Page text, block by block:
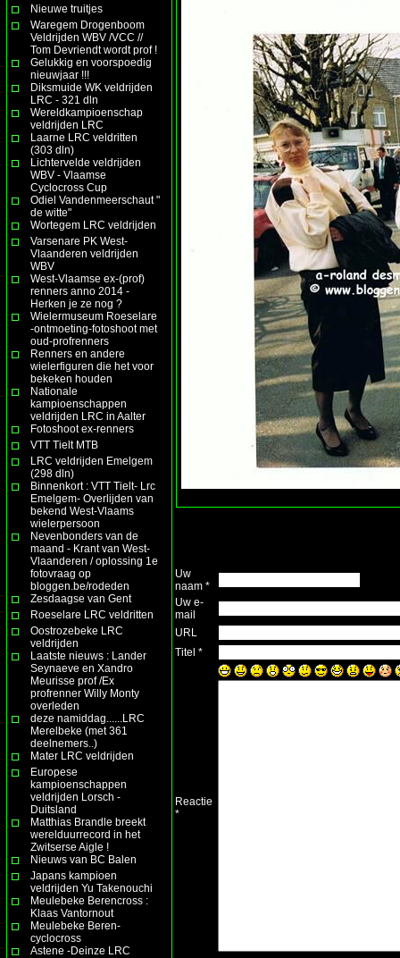
Nieuwe truitjes
Waregem Drogenboom
Veldrijden WBV /VCC //
Tom Devriendt wordt prof !
Gelukkig en voorspoedig
nieuwjaar !!!
Diksmuide WK veldrijden
LRC - 321 dln
Wereldkampioenschap
veldrijden LRC
Laarne LRC veldritten
(303 dln)
Lichtervelde veldrijden
WBV - Vlaamse
Cyclocross Cup
Odiel Vandenmeerschaut "
de witte"
Wortegem LRC veldrijden
Varsenare PK West-
Vlaanderen veldrijden
WBV
West-Vlaamse ex-(prof)
renners anno 2014 -
Herken je ze nog ?
Wielermuseum Roeselare
-ontmoeting-fotoshoot met
oud-profrenners
Renners en andere
wielerfiguren die het voor
bekeken houden
Nationale
kampioenschappen
veldrijden LRC in Aalter
Fotoshoot ex-renners
VTT Tielt MTB
LRC veldrijden Emelgem
(298 dln)
Binnenkort : VTT Tielt- Lrc
Emelgem- Overlijden van
bekend West-Vlaams
wielerpersoon
Nevenbonders van de
maand - Krant van West-
Vlaanderen / oplossing 1e
fotovraag op
bloggen.be/rodeden
Zesdaagse van Gent
Roeselare LRC veldritten
Oostrozebeke LRC
veldrijden
Laatste nieuws : Lander
Seynaeve en Xandro
Meurisse prof /Ex
profrenner Willy Monty
overleden
deze namiddag......LRC
Merelbeke (met 361
deelnemers..)
Mater LRC veldrijden
Europese
kampioenschappen
veldrijden Lorsch -
Duitsland
Matthias Brandle breekt
werelduurrecord in het
Zwitserse Aigle !
Nieuws van BC Balen
Japans kampioen
veldrijden Yu Takenouchi
Meulebeke Berencross :
Klaas Vantornout
Meulebeke Beren-
cyclocross
Astene -Deinze LRC
Uw
naam *
Uw e-
mail
URL
Titel *
Reactie
*